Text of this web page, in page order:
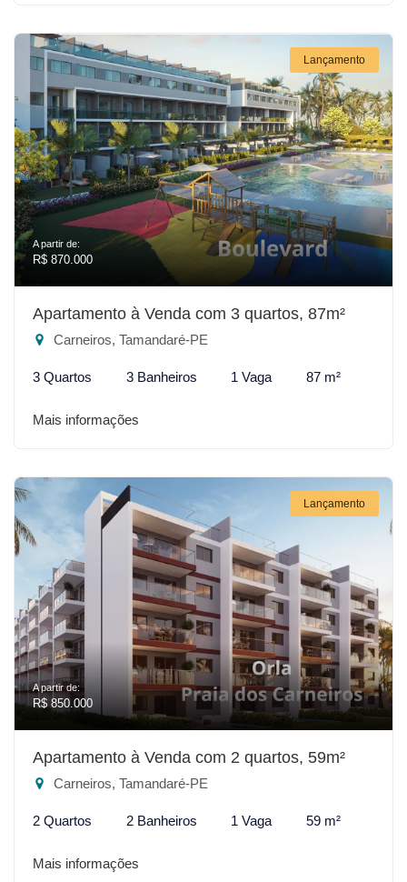
Lançamento
A partir de:
R$ 870.000
Apartamento à Venda com 3 quartos, 87m²
Carneiros, Tamandaré-PE
3 Quartos 3 Banheiros 1 Vaga 87 m²
Mais informações
Lançamento
A partir de:
R$ 850.000
Apartamento à Venda com 2 quartos, 59m²
Carneiros, Tamandaré-PE
2 Quartos 2 Banheiros 1 Vaga 59 m²
Mais informações